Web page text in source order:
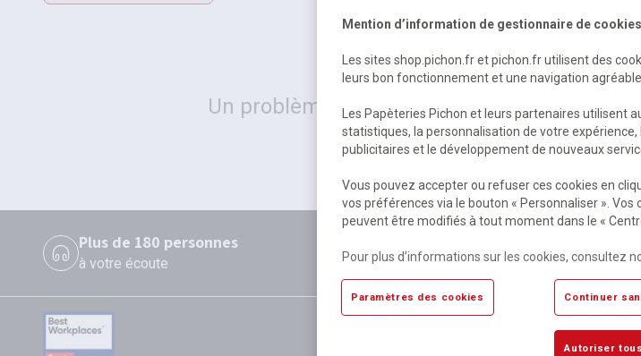
mobilier et équipements hygiène, sécurité, 1er secours
Erreur
Un problème serveur est survenu. Veuillez
Retour
Plus de 180 personnes
à votre écoute disponibles
Mention d’information de gestionnaire de cookies
Les sites shop.pichon.fr et pichon.fr utilisent des
leurs bon fonctionnement et une navigation
Les Papèteries Pichon et leurs partenaires utilisent
statistiques, la personnalisation de votre
publicitaires et le développement de nouveaux
Vous pouvez accepter ou refuser ces cookies en
vos préférences via le bouton « Personnaliser ».
peuvent être modifiés à tout moment dans le «
Pour plus d’informations sur les cookies, consultez
Paramètres des cookies Continuer
Autoriser